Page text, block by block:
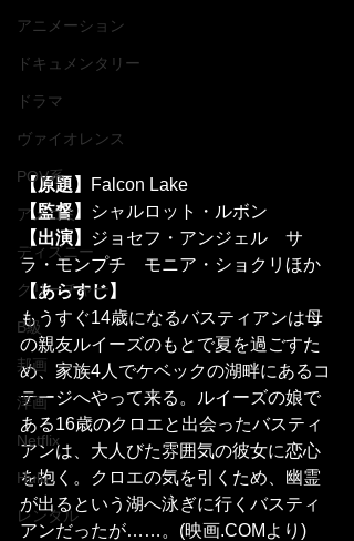
アニメーション
ドキュメンタリー
ドラマ
ヴァイオレンス
POV系
アメコミ
ディズニー
クリーチャー
B級
邦画
洋画
Netflix
Hulu
レンタル
【原題】
Falcon Lake
【監督】
シャルロット・ルボン
【出演】
ジョセフ・アンジェル　サ
ラ・モンプチ　モニア・ショクリほか
【あらすじ】
もうすぐ14歳になるバスティアンは母
の親友ルイーズのもとで夏を過ごすた
め、家族4人でケベックの湖畔にあるコ
テージへやって来る。ルイーズの娘で
ある16歳のクロエと出会ったバスティ
アンは、大人びた雰囲気の彼女に恋心
を抱く。クロエの気を引くため、幽霊
が出るという湖へ泳ぎに行くバスティ
アンだったが……。(映画.COMより)